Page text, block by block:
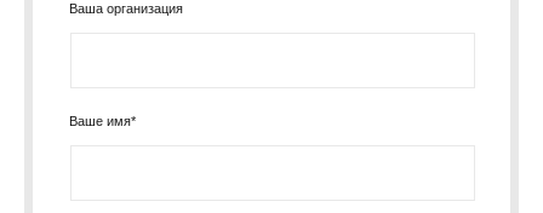
Ваша организация
Ваше имя*